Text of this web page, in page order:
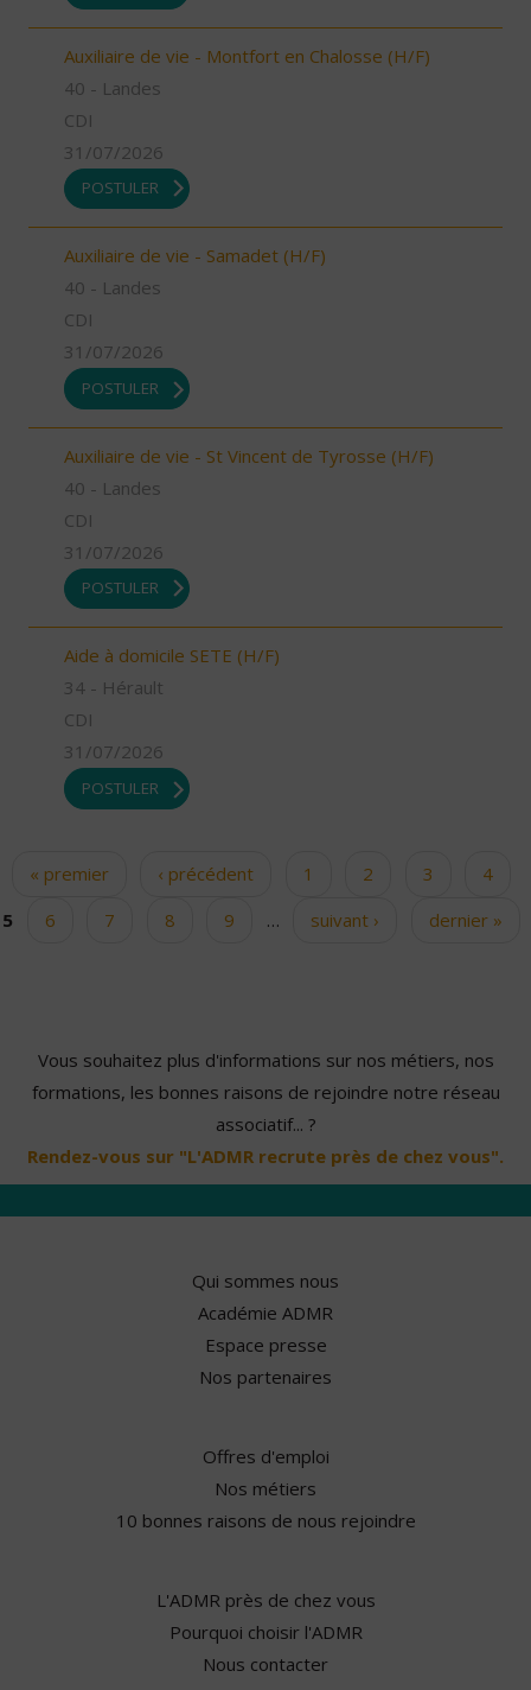
Auxiliaire de vie - Montfort en Chalosse (H/F)
40 - Landes
CDI
31/07/2026
POSTULER
Auxiliaire de vie - Samadet (H/F)
40 - Landes
CDI
31/07/2026
POSTULER
Auxiliaire de vie - St Vincent de Tyrosse (H/F)
40 - Landes
CDI
31/07/2026
POSTULER
Aide à domicile SETE (H/F)
34 - Hérault
CDI
31/07/2026
POSTULER
Pages
« premier ‹ précédent 1 2 3
4
5
6 7 8 9 … suivant › dernier »
Vous souhaitez plus d'informations sur nos métiers, nos
formations, les bonnes raisons de rejoindre notre réseau
associatif... ?
Rendez-vous sur "L'ADMR recrute près de chez vous".
Qui sommes nous
Académie ADMR
Espace presse
Nos partenaires
Offres d'emploi
Nos métiers
10 bonnes raisons de nous rejoindre
L'ADMR près de chez vous
Pourquoi choisir l'ADMR
Nous contacter